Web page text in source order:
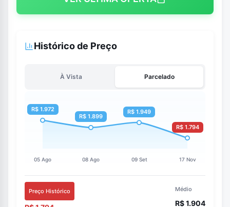
Histórico de Preço
À Vista Parcelado
Preço Histórico Médio
R$ 1.904